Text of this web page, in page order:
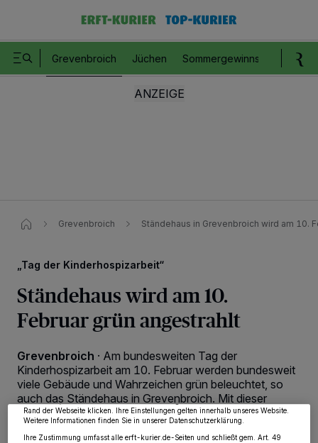
Grevenbroich Jüchen Sommergewinnspiel
Grevenbroich Ständehaus in Grevenbroich wird am 10.
„Tag der Kinderhospizarbeit“
Ständehaus wird am 10.
Februar grün angestrahlt
Grevenbroich · Am bundesweiten Tag der
Kinderhospizarbeit am 10. Februar werden bundesweit
viele Gebäude und Wahrzeichen grün beleuchtet, so
auch das Ständehaus in Grevenbroich. Mit dieser
Aktion soll auf die Kinder- und Jugendhospizarbeit
aufmerksam gemacht werden.
-Partner speichern und greifen auf personenbezogene Daten
von OK aktivieren Sie Tracking-Technologien für die unter „Wir und unsere
Partner verarbeiten Daten, um Ihnen Dienste bereitzustellen“ aufgeführten
Zwecke. Wenn Tracker deaktiviert sind, sind manche Inhalte und Anzeigen
möglicherweise nicht mehr so relevant für Sie. Sie können dieses Menü jederzeit
wieder aufrufen, um Ihre Einstellungen zu ändern oder Ihre Einwilligung zu
widerrufen, indem Sie auf den Link Einstellungen oder Ablehnen am unteren
Rand der Webseite klicken. Ihre Einstellungen gelten innerhalb unseres Website.
Weitere Informationen finden Sie in unserer Datenschutzerklärung.
Ihre Zustimmung umfasst alle erft-kurier.de-Seiten und schließt gem. Art. 49